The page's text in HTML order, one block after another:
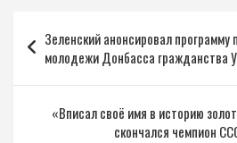
по
записям
Зеленский анонсировал программу
молодежи Донбасса гражданства
«Вписал своё имя в историю
скончался чемпион